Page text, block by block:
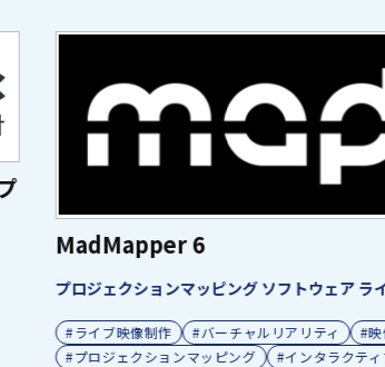
MadMapper 6
プロジェクションマッピング ソフトウェア ライセンス
#ライブ映像制作 #バーチャルリアリティ
#映像合成
#プロジェクションマッピング
#インタラクティブ映像